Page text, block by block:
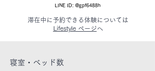
LINE ID: @gpf6488h
滞在中に予約できる体験については
Lifestyle ページへ
寝室・ベッド数